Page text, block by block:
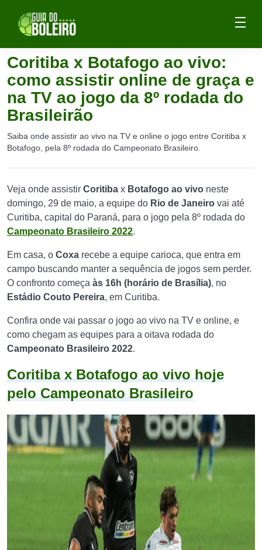
Coritiba x Botafogo ao vivo:
como assistir online de graça e
na TV ao jogo da 8º rodada do
Brasileirão
Saiba onde assistir ao vivo na TV e online o jogo entre Coritiba x
Botafogo, pela 8º rodada do Campeonato Brasileiro.
Veja onde assistir Coritiba x Botafogo ao vivo neste
domingo, 29 de maio, a equipe do Rio de Janeiro vai até
Curitiba, capital do Paraná, para o jogo pela 8º rodada do
Campeonato Brasileiro 2022.
Em casa, o Coxa recebe a equipe carioca, que entra em
campo buscando manter a sequência de jogos sem perder.
O confronto começa às 16h (horário de Brasília), no
Estádio Couto Pereira, em Curitiba.
Confira onde vai passar o jogo ao vivo na TV e online, e
como chegam as equipes para a oitava rodada do
Campeonato Brasileiro 2022.
Coritiba x Botafogo ao vivo hoje
pelo Campeonato Brasileiro